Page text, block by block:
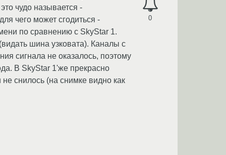
0
чудо называется -
чего может сгодиться -
по сравнению с SkyStar 1.
шина узковата). Каналы с
сигнала не оказалось, поэтому
В SkyStar 1'же прекрасно
снилось (на снимке видно как